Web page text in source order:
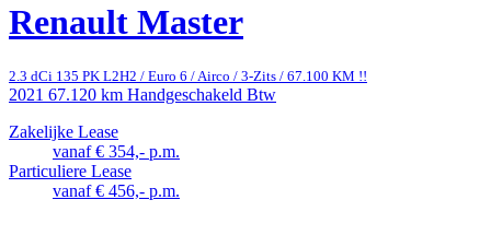
Renault Master
2.3 dCi 135 PK L2H2 / Euro 6 / Airco / 3-Zits / 67.100 KM !!
2021 67.120 km Handgeschakeld Btw
Zakelijke Lease
vanaf € 354,- p.m.
Particuliere Lease
vanaf € 456,- p.m.